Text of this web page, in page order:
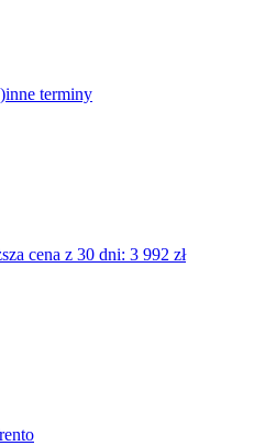
inne terminy
cena z 30 dni: 3 992 zł